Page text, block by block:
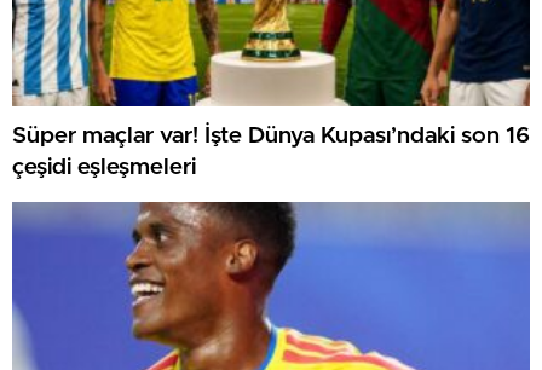
Süper maçlar var! İşte Dünya Kupası’ndaki son 16
çeşidi eşleşmeleri